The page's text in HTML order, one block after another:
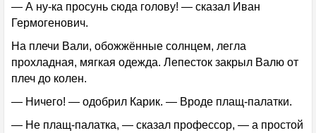
— А ну-ка просунь сюда голову! — сказал Иван
Гермогенович.
На плечи Вали, обожжённые солнцем, легла
прохладная, мягкая одежда. Лепесток закрыл Валю от
плеч до колен.
— Ничего! — одобрил Карик. — Вроде плащ-палатки.
— Не плащ-палатка, — сказал профессор, — а простой